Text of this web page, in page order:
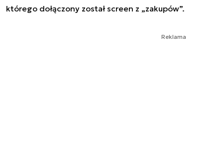
którego dołączony został screen z „zakupów”.
Reklama